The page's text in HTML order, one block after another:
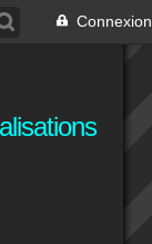
Connexion